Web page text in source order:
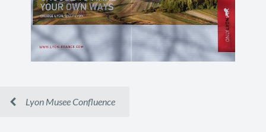
Lyon Musee Confluence